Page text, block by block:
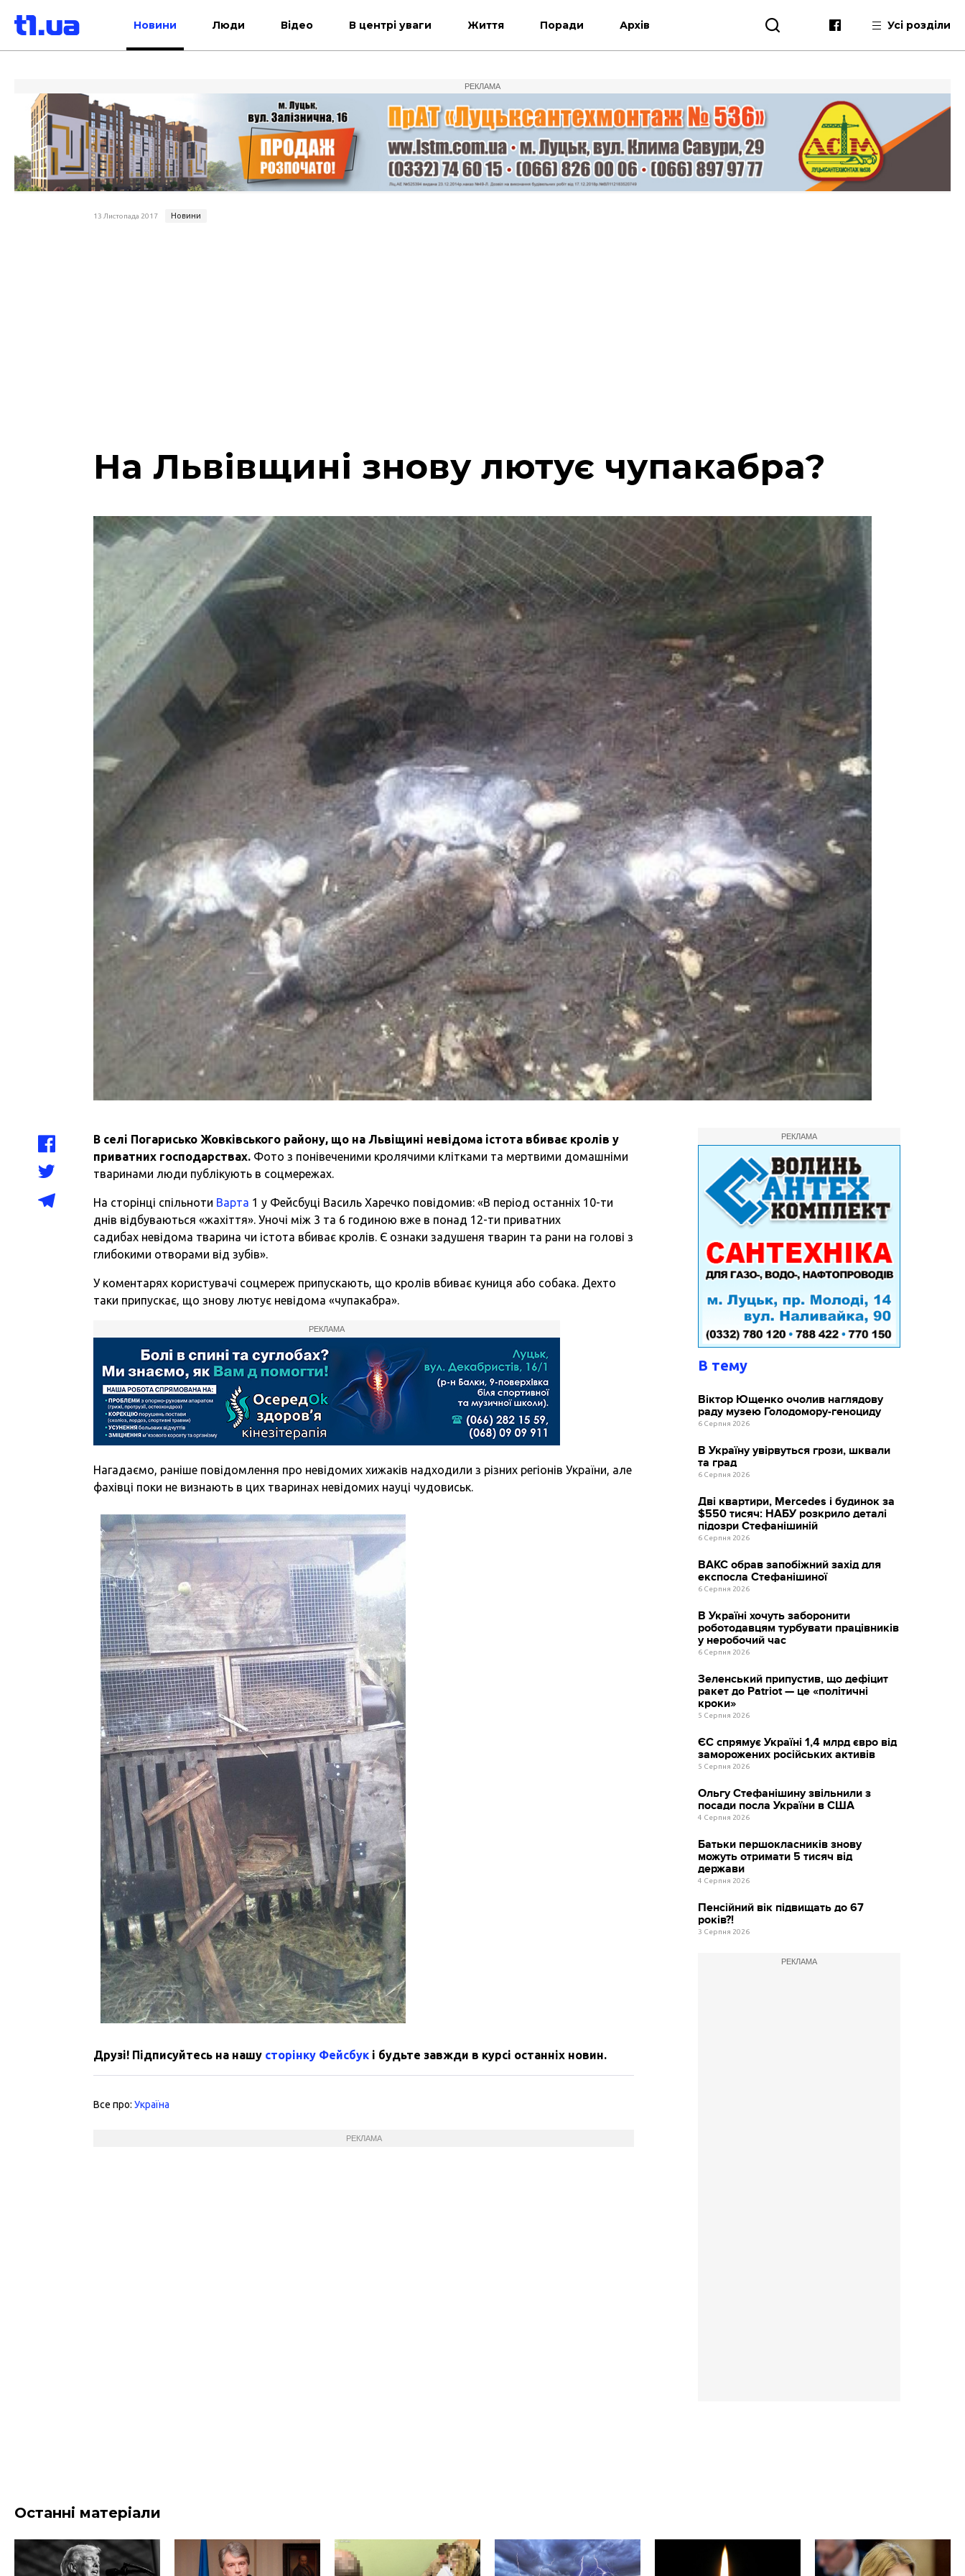
Новини Люди Відео В центрі уваги Життя Поради Архів Усі розділи
РЕКЛАМА
13 Листопада 2017 Новини
На Львівщині знову лютує чупакабра?
В селі Погарисько Жовківського району, що на Львіщині невідома істота вбиває кролів у
приватних господарствах. Фото з понівеченими кролячими клітками та мертвими домашніми
тваринами люди публікують в соцмережах.
На сторінці спільноти Варта 1 у Фейсбуці Василь Харечко повідомив: «В період останніх 10-ти
днів відбуваються «жахіття». Уночі між 3 та 6 годиною вже в понад 12-ти приватних
садибах невідома тварина чи істота вбиває кролів. Є ознаки задушеня тварин та рани на голові з
глибокими отворами від зубів».
У коментарях користувачі соцмереж припускають, що кролів вбиває куниця або собака. Дехто
таки припускає, що знову лютує невідома «чупакабра».
РЕКЛАМА
Нагадаємо, раніше повідомлення про невідомих хижаків надходили з різних регіонів України, але
фахівці поки не визнають в цих тваринах невідомих науці чудовиськ.
Друзі! Підписуйтесь на нашу сторінку Фейсбук і будьте завжди в курсі останніх новин.
Все про:Україна
РЕКЛАМА
РЕКЛАМА
В тему
Віктор Ющенко очолив наглядову
раду музею Голодомору-геноциду
6 Серпня 2026
В Україну увірвуться грози, шквали
та град
6 Серпня 2026
Дві квартири, Mercedes і будинок за
$550 тисяч: НАБУ розкрило деталі
підозри Стефанішиній
6 Серпня 2026
ВАКС обрав запобіжний захід для
експосла Стефанішиної
6 Серпня 2026
В Україні хочуть заборонити
роботодавцям турбувати працівників
у неробочий час
6 Серпня 2026
Зеленський припустив, що дефіцит
ракет до Patriot — це «політичні
кроки»
5 Серпня 2026
ЄС спрямує Україні 1,4 млрд євро від
заморожених російських активів
5 Серпня 2026
Ольгу Стефанішину звільнили з
посади посла України в США
4 Серпня 2026
Батьки першокласників знову
можуть отримати 5 тисяч від
держави
4 Серпня 2026
Пенсійний вік підвищать до 67
років?!
3 Серпня 2026
РЕКЛАМА
Останні матеріали